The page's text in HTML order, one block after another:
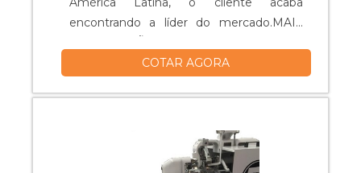
encontrando a líder do mercado.MAIS
PRODUTOO sistema de paletização é
exigências de redução de espaço de
envelope de trabalho, alta capacidade de
carga, confiabilidade, boa repetibilidade e
COTAR AGORA